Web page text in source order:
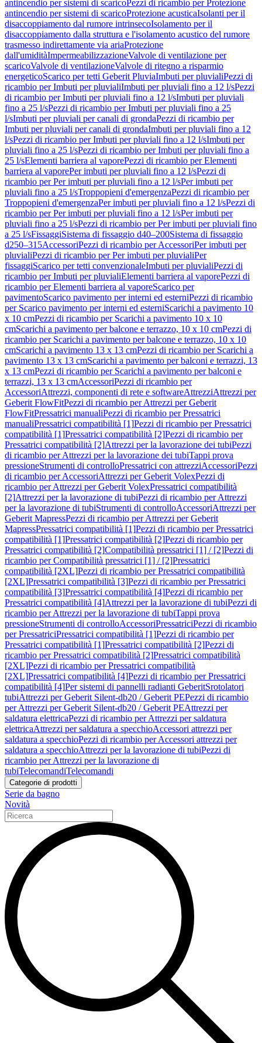
antincendio per sistemi di scaricoPezzi di ricambio per Protezione
antincendio per sistemi di scaricoProtezione acusticaIsolanti per il
disaccoppiamento dal rumore intrinsecoIsolamento per il
disaccoppiamento dalla struttura e l'isolamento acustico del rumore
trasmesso indirettamente via ariaProtezione
dall'umiditàImpermeabilizzazioneValvole di ventilazione per
scaricoValvole di ventilazioneValvole di ritegno a risparmio
energeticoScarico per tetti Geberit PluviaImbuti per pluvialiPezzi di
ricambio per Imbuti per pluvialiImbuti per pluviali fino a 12 l/sPezzi
di ricambio per Imbuti per pluviali fino a 12 l/sImbuti per pluviali
fino a 25 l/sPezzi di ricambio per Imbuti per pluviali fino a 25
l/sImbuti per pluviali per canali di grondaPezzi di ricambio per
Imbuti per pluviali per canali di grondaImbuti per pluviali fino a 12
l/sPezzi di ricambio per Imbuti per pluviali fino a 12 l/sImbuti per
pluviali fino a 25 l/sPezzi di ricambio per Imbuti per pluviali fino a
25 l/sElementi barriera al vaporePezzi di ricambio per Elementi
barriera al vaporePer imbuti per pluviali fino a 12 l/sPezzi di
ricambio per Per imbuti per pluviali fino a 12 l/sPer imbuti per
pluviali fino a 25 l/sTroppopieni d'emergenzaPezzi di ricambio per
Troppopieni d'emergenzaPer imbuti per pluviali fino a 12 l/sPezzi di
ricambio per Per imbuti per pluviali fino a 12 l/sPer imbuti per
pluviali fino a 25 l/sPezzi di ricambio per Per imbuti per pluviali fino
a 25 l/sFissaggiSistema di fissaggio d40–200Sistema di fissaggio
d250–315AccessoriPezzi di ricambio per AccessoriPer imbuti per
pluvialiPezzi di ricambio per Per imbuti per pluvialiPer
fissaggiScarico per tetti convenzionaleImbuti per pluvialiPezzi di
ricambio per Imbuti per pluvialiElementi barriera al vaporePezzi di
ricambio per Elementi barriera al vaporeScarico per
pavimentoScarico pavimento per interni ed esterniPezzi di ricambio
per Scarico pavimento per interni ed esterniScarichi a pavimento 10
x 10 cmPezzi di ricambio per Scarichi a pavimento 10 x 10
cmScarichi a pavimento per balcone e terrazzo, 10 x 10 cmPezzi di
ricambio per Scarichi a pavimento per balcone e terrazzo, 10 x 10
cmScarichi a pavimento 13 x 13 cmPezzi di ricambio per Scarichi a
pavimento 13 x 13 cmScarichi a pavimento per balconi e terrazzi, 13
x 13 cmPezzi di ricambio per Scarichi a pavimento per balconi e
terrazzi, 13 x 13 cmAccessoriPezzi di ricambio per
AccessoriAttrezzi, componenti di rete e softwareAttrezziAttrezzi per
Geberit FlowFitPezzi di ricambio per Attrezzi per Geberit
FlowFitPressatrici manualiPezzi di ricambio per Pressatrici
manualiPressatrici compatibilità [1]Pezzi di ricambio per Pressatrici
compatibilità [1]Pressatrici compatibilità [2]Pezzi di ricambio per
Pressatrici compatibilità [2]Attrezzi per la lavorazione dei tubiPezzi
di ricambio per Attrezzi per la lavorazione dei tubiTappi prova
pressioneStrumenti di controlloPressatrici con attrezziAccessoriPezzi
di ricambio per AccessoriAttrezzi per Geberit VolexPezzi di
ricambio per Attrezzi per Geberit VolexPressatrici compatibilità
[2]Attrezzi per la lavorazione di tubiPezzi di ricambio per Attrezzi
per la lavorazione di tubiStrumenti di controlloAccessoriAttrezzi per
Geberit MapressPezzi di ricambio per Attrezzi per Geberit
MapressPressatrici compatibilità [1]Pezzi di ricambio per Pressatrici
compatibilità [1]Pressatrici compatibilità [2]Pezzi di ricambio per
Pressatrici compatibilità [2]Compatibilità pressatrici [1] / [2]Pezzi di
ricambio per Compatibilità pressatrici [1] / [2]Pressatrici
compatibilità [2XL]Pezzi di ricambio per Pressatrici compatibilità
[2XL]Pressatrici compatibilità [3]Pezzi di ricambio per Pressatrici
compatibilità [3]Pressatrici compatibilità [4]Pezzi di ricambio per
Pressatrici compatibilità [4]Attrezzi per la lavorazione di tubiPezzi di
ricambio per Attrezzi per la lavorazione di tubiTappi prova
pressioneStrumenti di controlloAccessoriPressatriciPezzi di ricambio
per PressatriciPressatrici compatibilità [1]Pezzi di ricambio per
Pressatrici compatibilità [1]Pressatrici compatibilità [2]Pezzi di
ricambio per Pressatrici compatibilità [2]Pressatrici compatibilità
[2XL]Pezzi di ricambio per Pressatrici compatibilità
[2XL]Pressatrici compatibilità [4]Pezzi di ricambio per Pressatrici
compatibilità [4]Per sistemi di pannelli radianti GeberitSrotolatori
tubiAttrezzi per Geberit Silent-db20 / Geberit PEPezzi di ricambio
per Attrezzi per Geberit Silent-db20 / Geberit PEAttrezzi per
saldatura elettricaPezzi di ricambio per Attrezzi per saldatura
elettricaAttrezzi per saldatura a specchioAccessori attrezzi per
saldatura a specchioPezzi di ricambio per Accessori attrezzi per
saldatura a specchioAttrezzi per la lavorazione di tubiPezzi di
ricambio per Attrezzi per la lavorazione di
tubiTelecomandiTelecomandi
Categorie di prodotti
Serie da bagno
Novità